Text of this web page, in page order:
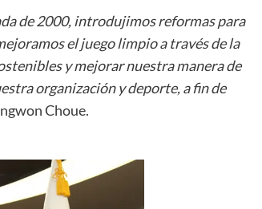
de 2000, introdujimos reformas para
el juego limpio a través de la
y mejorar nuestra manera de
organización y deporte, a fin de
Choue.